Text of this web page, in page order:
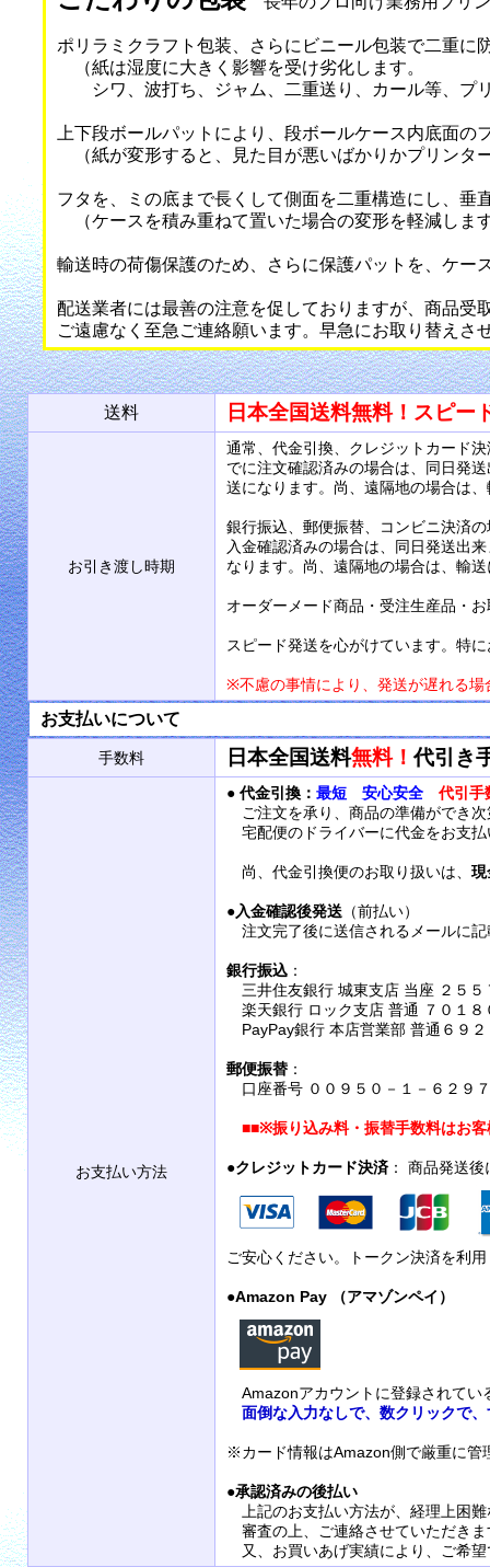
ポリラミクラフト包装、さらにビニール包装で二重に
（紙は湿度に大きく影響を受け劣化します。
シワ、波打ち、ジャム、二重送り、カール等、プ
上下段ボールパットにより、段ボールケース内底面
（紙が変形すると、見た目が悪いばかりかプリンタ
フタを、ミの底まで長くして側面を二重構造にし、垂
（ケースを積み重ねて置いた場合の変形を軽減しま
輸送時の荷傷保護のため、さらに保護パットを、ケー
配送業者には最善の注意を促しておりますが、商品受
ご遠慮なく至急ご連絡願います。早急にお取り替えさ
送料 日本全国送料無料！スピ
お引き渡し時期
通常、代金引換、クレジットカード
でに注文確認済みの場合は、同日発
送になります。尚、遠隔地の場合は
銀行振込、郵便振替、コンビニ決済
入金確認済みの場合は、同日発送出
なります。尚、遠隔地の場合は、輸
オーダーメード商品・受注生産品・
スピード発送を心がけています。特
※不慮の事情により、発送が遅れる場
お支払いについて
手数料 日本全国送料無料！代引き
お支払い方法
● 代金引換： 最短 安心安全
代引手
ご注文を承り、商品の準備ができ
宅配便のドライバーに代金をお支
尚、代金引換便のお取り扱いは、 現
●入金確認後発送 （前払い）
注文完了後に送信されるメールに
銀行振込 ：
三井住友銀行 城東支店 当座 ２５５
楽天銀行 ロック支店 普通 ７０１８
PayPay銀行 本店営業部 普通６９
郵便振替 ：
口座番号 ００９５０－１－６２９
■■※振り込み料・振替手数料はお
●クレジットカード決済 ： 商品発送
ご安心ください。トークン決済を利
●Amazon Pay （アマゾンペイ）
Amazonアカウントに登録されてい
面倒な入力なしで、数クリックで
※カード情報はAmazon側で厳重に管
●承認済みの後払い
上記のお支払い方法が、経理上困
審査の上、ご連絡させていただきま
又、お買いあげ実績により、ご希